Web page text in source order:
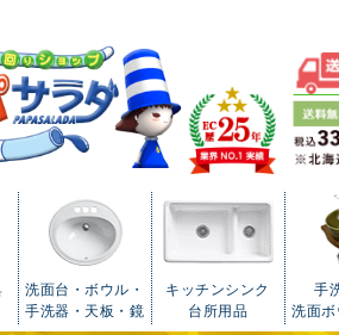
洗面台・ボウル・
手洗器・天板・鏡
キッチンシンク
台所用品
手
洗面ボ